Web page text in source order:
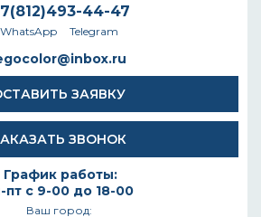
44-47
WhatsApp Telegram
ЗАЯВКУ
ЗВОНОК
График работы:
пт с 9-00 до 18-00
Ваш город: